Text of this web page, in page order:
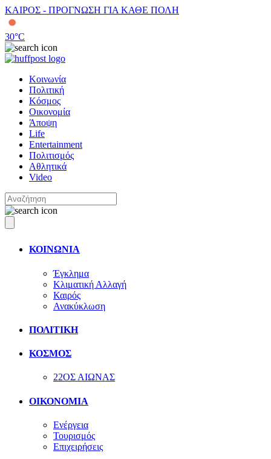
ΚΑΙΡΟΣ - ΠΡΟΓΝΩΣΗ ΓΙΑ ΚΑΘΕ ΠΟΛΗ
30°C
Κοινωνία
Πολιτική
Κόσμος
Οικονομία
Άποψη
Life
Entertainment
Πολιτισμός
Αθλητικά
Video
ΚΟΙΝΩΝΙΑ
Έγκλημα
Κλιματική Αλλαγή
Καιρός
Ανακύκλωση
ΠΟΛΙΤΙΚΗ
ΚΟΣΜΟΣ
22ΟΣ ΑΙΩΝΑΣ
ΟΙΚΟΝΟΜΙΑ
Ενέργεια
Τουρισμός
Επιχειρήσεις